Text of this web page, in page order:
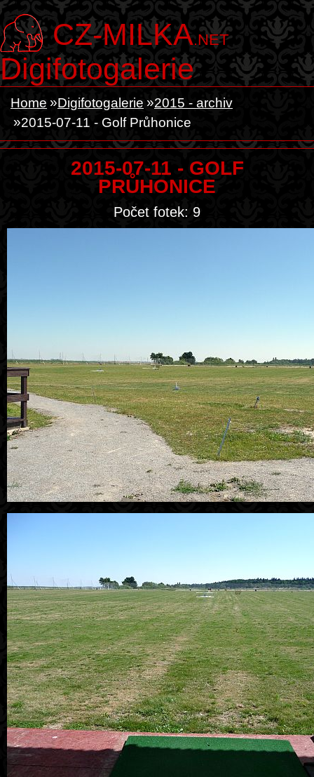
CZ-MILKA.NET
Digifotogalerie
Home Digifotogalerie
2015 - archiv
2015-07-11 - Golf Průhonice
2015-07-11 - GOLF
PRŮHONICE
Počet fotek: 9